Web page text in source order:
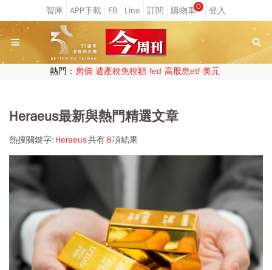
0
熱門： 房價 遺產稅免稅額 fed 高股息etf 美元
Heraeus最新與熱門精選文章
熱搜關鍵字: Heraeus共有8項結果